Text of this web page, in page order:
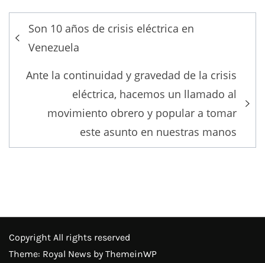
Post
navigation
Son 10 años de crisis eléctrica en
Venezuela
Ante la continuidad y gravedad de la crisis
eléctrica, hacemos un llamado al
movimiento obrero y popular a tomar
este asunto en nuestras manos
Copyright All rights reserved
Theme: Royal News by ThemeinWP